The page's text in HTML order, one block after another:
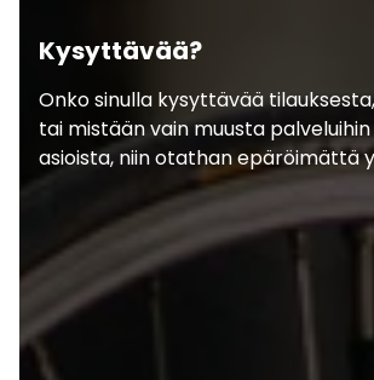
Kysyttävää?
Onko sinulla kysyttävää
tai mistään vain muusta
asioista, niin otathan epäröimättä